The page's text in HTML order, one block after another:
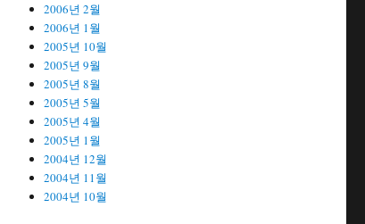
2006년 2월
2006년 1월
2005년 10월
2005년 9월
2005년 8월
2005년 5월
2005년 4월
2005년 1월
2004년 12월
2004년 11월
2004년 10월